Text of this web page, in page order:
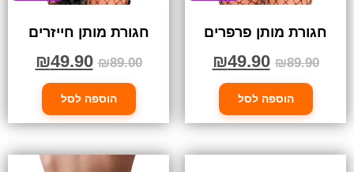
חגורת מותן פרפרים
₪89.90
₪49.90
הוספה לסל
חגורת מותן חייזרים
₪89.00
₪49.90
הוספה לסל